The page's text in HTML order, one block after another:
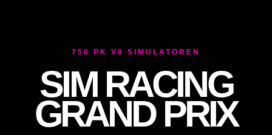
750 PK V8 SIMULATOREN
SIM RACING
GRAND PRIX